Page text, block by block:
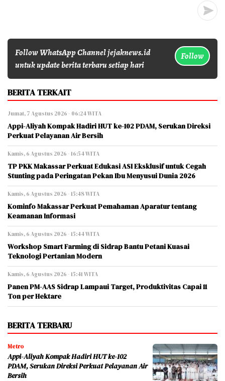
Follow WhatsApp Channel jejaknews.id
untuk update berita terbaru setiap hari
Follow
BERITA TERKAIT
Jumat, 7 Agustus 2026 - 06:24 WITA
Appi-Aliyah Kompak Hadiri HUT ke-102 PDAM, Serukan Direksi
Perkuat Pelayanan Air Bersih
Kamis, 6 Agustus 2026 - 16:54 WITA
TP PKK Makassar Perkuat Edukasi ASI Eksklusif untuk Cegah
Stunting pada Peringatan Pekan Ibu Menyusui Dunia 2026
Kamis, 6 Agustus 2026 - 15:48 WITA
Kominfo Makassar Perkuat Pemahaman Aparatur tentang
Keamanan Informasi
Kamis, 6 Agustus 2026 - 15:44 WITA
Workshop Smart Farming di Sidrap Bantu Petani Kuasai
Teknologi Pertanian Modern
Kamis, 6 Agustus 2026 - 15:41 WITA
Panen PM-AAS Sidrap Lampaui Target, Produktivitas Capai 11
Ton per Hektare
BERITA TERBARU
Metro
Appi-Aliyah Kompak Hadiri HUT ke-102
PDAM, Serukan Direksi Perkuat Pelayanan Air
Bersih